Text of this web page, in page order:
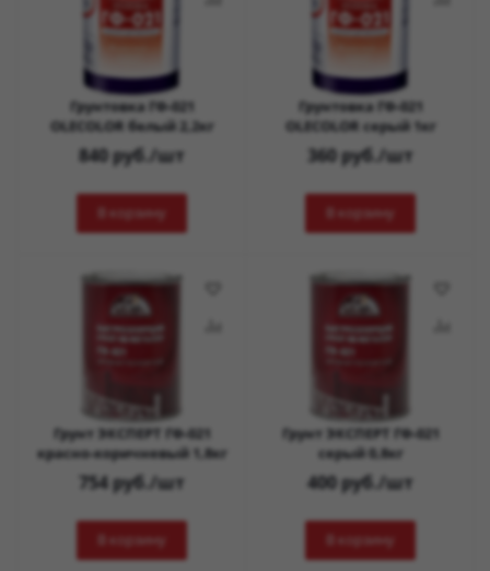
Грунтовка ГФ-021
OLECOLOR белый 2,2кг
840руб./шт
В корзину
Грунтовка ГФ-021
OLECOLOR серый 1кг
360руб./шт
В корзину
Грунт ЭКСПЕРТ ГФ-021
красно-коричневый 1,8кг
754руб./шт
В корзину
Грунт ЭКСПЕРТ ГФ-021
серый 0,8кг
400руб./шт
В корзину